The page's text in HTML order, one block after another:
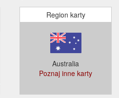
Region karty
Australia
Poznaj inne karty